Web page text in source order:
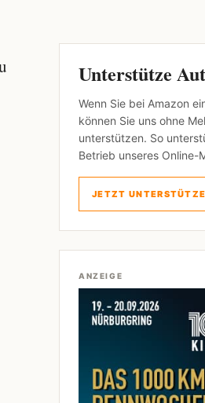
Unterstütze
Wenn Sie bei Amazon
können Sie uns ohne
unterstützen. So
Betrieb unseres Online-
JETZT
ANZEIGE